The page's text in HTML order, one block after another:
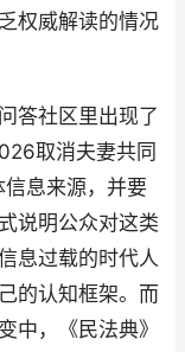
权威解读的情况
答社区里出现了
取消夫妻共同
息来源，并要
说明公众对这类
息过载的时代人
的认知框架。而
中，《民法典》